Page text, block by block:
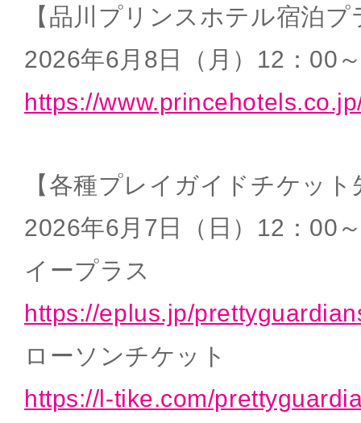
【品川プリンスホテル宿泊
2026年6月8日（月）12：00
https://
【各種プレイガイドチケッ
2026年6月7日（日）12：00
イープラス
https://eplus.jp/
ローソンチケット
https://l-tike.com/